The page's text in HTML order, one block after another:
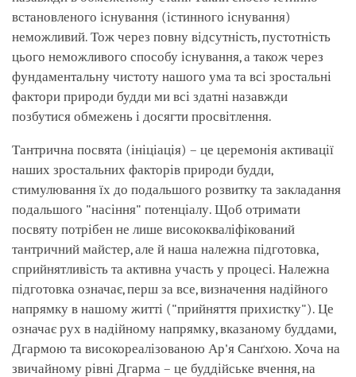
встановленого існування (істинного існування)
неможливий. Тож через повну відсутність, пустотність
цього неможливого способу існування, а також через
фундаментальну чистоту нашого ума та всі зростальні
фактори природи будди ми всі здатні назавжди
позбутися обмежень і досягти просвітлення.
Тантрична посвята (ініціація) – це церемонія активації
наших зростальних факторів природи будди,
стимулювання їх до подальшого розвитку та закладання
подальшого "насіння" потенціалу. Щоб отримати
посвяту потрібен не лише висококваліфікований
тантричний майстер, але й наша належна підготовка,
сприйнятливість та активна участь у процесі. Належна
підготовка означає, перш за все, визначення надійного
напрямку в нашому житті ("прийняття прихистку"). Це
означає рух в надійному напрямку, вказаному буддами,
Дгармою та високореалізованою Ар'я Санґхою. Хоча на
звичайному рівні Дгарма – це буддійське вчення, на